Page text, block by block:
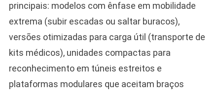
principais: modelos com ênfase em mobilidade
extrema (subir escadas ou saltar buracos),
versões otimizadas para carga útil (transporte de
kits médicos), unidades compactas para
reconhecimento em túneis estreitos e
plataformas modulares que aceitam braços